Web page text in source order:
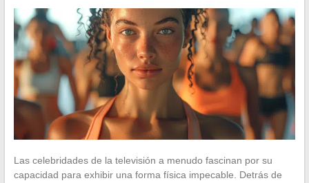
Las celebridades de la televisión a menudo fascinan por su
capacidad para exhibir una forma física impecable. Detrás de